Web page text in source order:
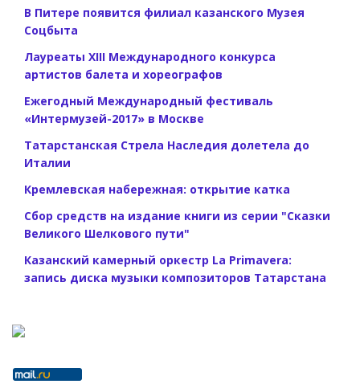
В Питере появится филиал казанского Музея
Соцбыта
Лауреаты XIII Международного конкурса
артистов балета и хореографов
Ежегодный Международный фестиваль
«Интермузей-2017» в Москве
Татарстанская Стрела Наследия долетела до
Италии
Кремлевская набережная: открытие катка
Сбор средств на издание книги из серии "Сказки
Великого Шелкового пути"
Казанский камерный оркестр La Primavera:
запись диска музыки композиторов Татарстана